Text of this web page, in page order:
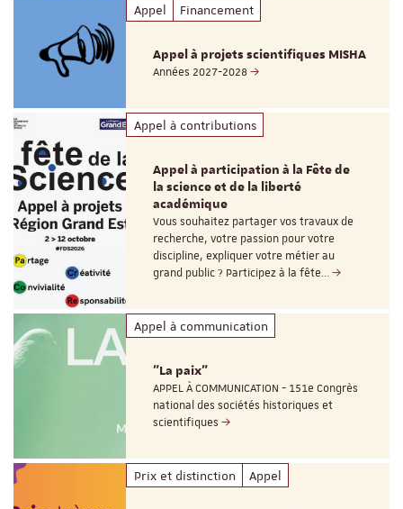
Appel Financement
Appel à projets scientifiques MISHA
Années 2027-2028
Appel à contributions
Appel à participation à la Fête de
la science et de la liberté
académique
Vous souhaitez partager vos travaux de
recherche, votre passion pour votre
discipline, expliquer votre métier au
grand public ? Participez à la fête…
Appel à communication
"La paix"
APPEL À COMMUNICATION - 151e Congrès
national des sociétés historiques et
scientifiques
Prix et distinction Appel